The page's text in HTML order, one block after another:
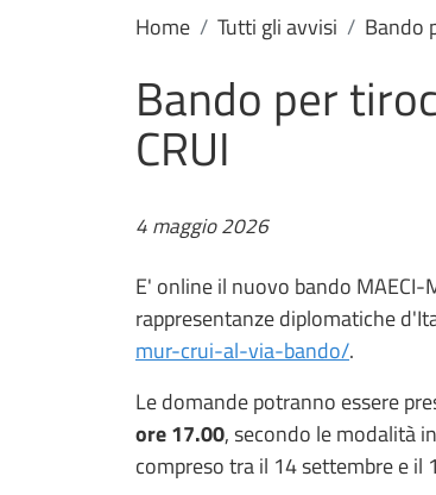
Home Tutti gli avvisi Bando
Bando per
CRUI
4 maggio 2026
E' online il nuovo bando MAECI-
rappresentanze diplomatiche
mur-crui-al-via-bando/.
Le domande potranno essere
ore 17.00, secondo le modalità
compreso tra il 14 settembre e il